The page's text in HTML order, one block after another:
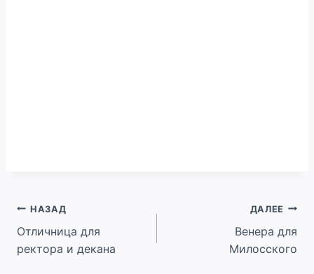
Навигация
по
НАЗАД
Отличница для
ректора и декана
ДАЛЕЕ
Венера для
Милосского